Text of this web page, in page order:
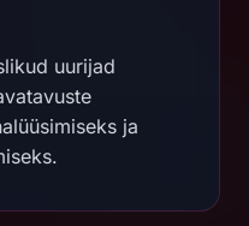
uurijad
ja